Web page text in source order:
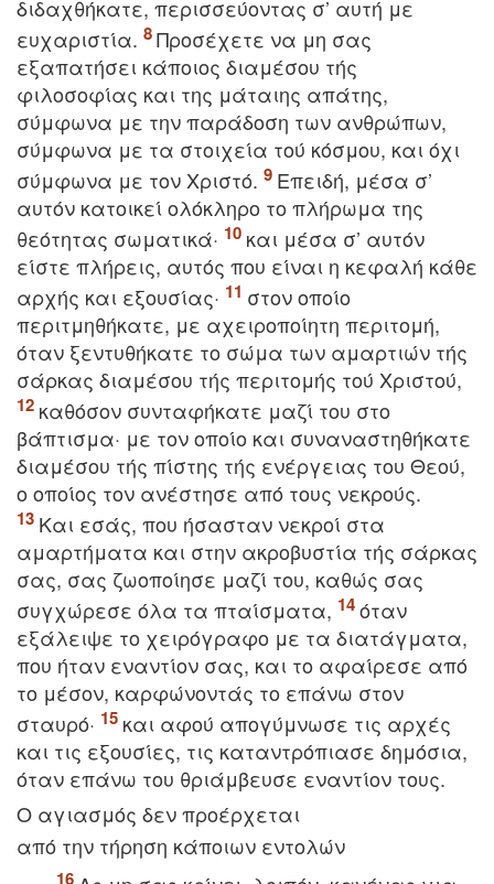
διδαχθήκατε, περισσεύοντας σ’ αυτή με
ευχαριστία.
Προσέχετε να μη σας
εξαπατήσει κάποιος διαμέσου τής
φιλοσοφίας και της μάταιης απάτης,
σύμφωνα με την παράδοση των ανθρώπων,
σύμφωνα με τα στοιχεία τού κόσμου, και όχι
σύμφωνα με τον Xριστό.
Eπειδή, μέσα σ’
αυτόν κατοικεί ολόκληρο το πλήρωμα της
θεότητας σωματικά·
και μέσα σ’ αυτόν
είστε πλήρεις, αυτός που είναι η κεφαλή κάθε
αρχής και εξουσίας·
στον οποίο
περιτμηθήκατε, με αχειροποίητη περιτομή,
όταν ξεντυθήκατε το σώμα των αμαρτιών τής
σάρκας διαμέσου τής περιτομής τού Xριστού,
καθόσον συνταφήκατε μαζί του στο
βάπτισμα· με τον οποίο και συναναστηθήκατε
διαμέσου τής πίστης τής ενέργειας του Θεού,
ο οποίος τον ανέστησε από τους νεκρούς.
Kαι εσάς, που ήσασταν νεκροί στα
αμαρτήματα και στην ακροβυστία τής σάρκας
σας, σας ζωοποίησε μαζί του, καθώς σας
συγχώρεσε όλα τα πταίσματα,
όταν
εξάλειψε το χειρόγραφο με τα διατάγματα,
που ήταν εναντίον σας, και το αφαίρεσε από
το μέσον, καρφώνοντάς το επάνω στον
σταυρό·
και αφού απογύμνωσε τις αρχές
και τις εξουσίες, τις καταντρόπιασε δημόσια,
όταν επάνω του θριάμβευσε εναντίον τους.
O αγιασμός δεν προέρχεται
από την τήρηση κάποιων εντολών